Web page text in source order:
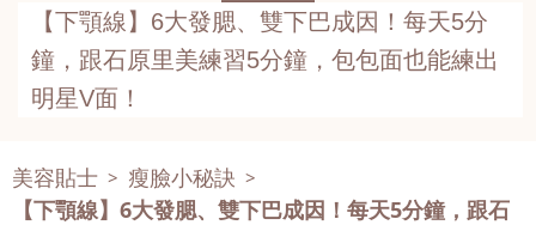
【下顎線】6大發腮、雙下巴成因！每天5分
鐘，跟石原里美練習5分鐘，包包面也能練出
明星V面！
美容貼士 > 瘦臉小秘訣 >
【下顎線】6大發腮、雙下巴成因！每天5分鐘，跟石